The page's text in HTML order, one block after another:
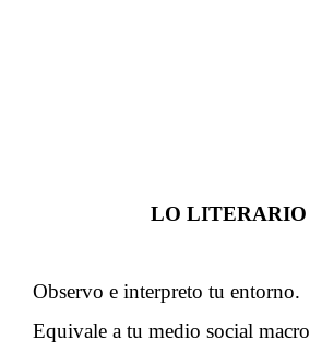
LO LITERARIO
Observo e interpreto tu entorno.
Equivale a tu medio social macro